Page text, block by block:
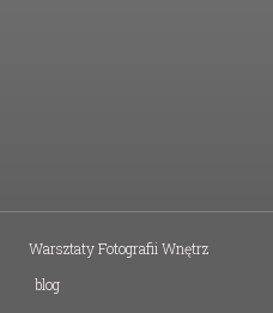
Warsztaty Fotografii Wnętrz
blog